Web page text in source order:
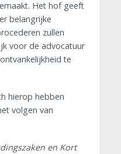
Het hof geeft
belangrijke
zullen
voor de advocatuur
te
hierop hebben
volgen van
en Kort